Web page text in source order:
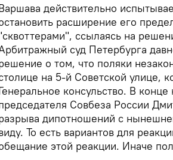
действительно
расширение его
ссылаясь на
суд Петербурга
о том, что поляки
на 5-й Советской улице,
консульство. В конце
Совбеза России
дипотношений с
То есть вариантов для
этой реакции. Иначе